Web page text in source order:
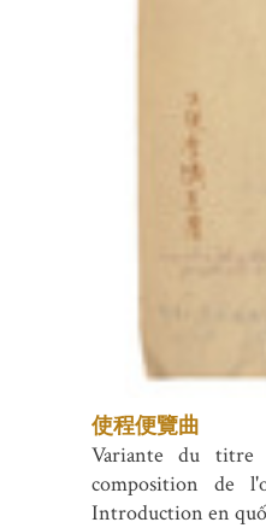
使程便覽曲
Variante du
composition de
Introduction en